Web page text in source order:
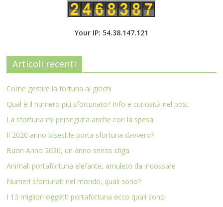
Your IP: 54.38.147.121
Articoli recenti
Come gestire la fortuna ai giochi
Qual è il numero più sfortunato? Info e curiosità nel post
La sfortuna mi perseguita anche con la spesa
Il 2020 anno bisestile porta sfortuna davvero?
Buon Anno 2020, un anno senza sfiga
Animali portafortuna elefante, amuleto da indossare
Numeri sfortunati nel mondo, quali sono?
I 13 migliori oggetti portafortuna ecco quali sono